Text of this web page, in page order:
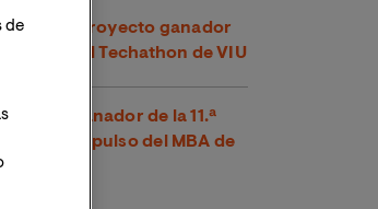
como proyecto ganador
del Techathon de VIU
ganador de la 11.ª
Impulso del MBA de
de